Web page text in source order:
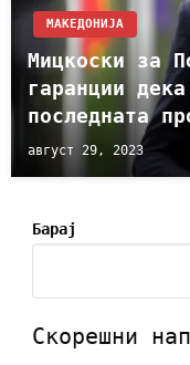
МАКЕДОНИЈА
Мицкоски за
гаранции
последната
август 29, 2023
Барај
Скорешни